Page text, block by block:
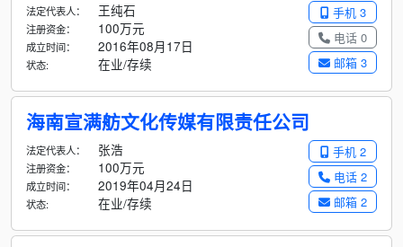
手机 3
电话 0
邮箱 3
法定代表人： 王纯石
注册资金： 100万元
成立时间： 2016年08月17日
状态: 在业/存续
海南宣满舫文化传媒有限责任公司
手机 2
电话 2
邮箱 2
法定代表人： 张浩
注册资金： 100万元
成立时间： 2019年04月24日
状态: 在业/存续